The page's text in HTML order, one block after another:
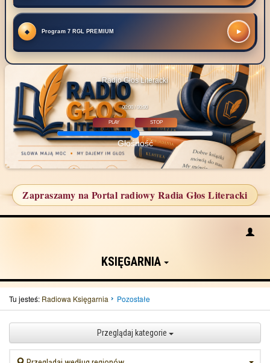
Program 7 RGL PREMIUM ▶
Radio Głos Literacki
00:00 / 00:00
PLAY STOP
Głośność
Zapraszamy na Portal radiowy Radia Głos Literacki
KSIĘGARNIA
Tu jesteś: Radiowa Księgarnia Pozostałe
Przeglądaj kategorie